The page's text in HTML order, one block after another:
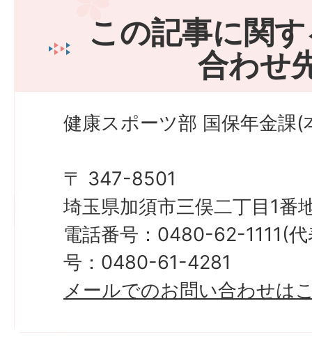
この記事に関
合わせ
健康スポーツ部 国保年金課(
〒 347-8501
埼玉県加須市三俣二丁目1番
電話番号：0480-62-1111(
号：0480-61-4281
メールでのお問い合わせは